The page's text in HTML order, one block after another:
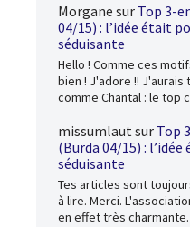
Morgane sur Top 3-
04/15) : l’idée était
séduisante
Hello ! Comme ces
bien ! J'adore !! J'aurais
comme Chantal : le top
missumlautsur Top
(Burda 04/15) :
séduisante
Tes articles sont
à lire. Merci.
en effet très